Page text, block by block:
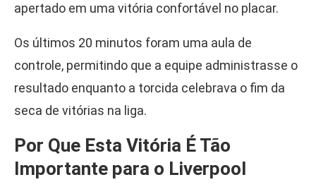
apertado em uma vitória confortável no placar.
Os últimos 20 minutos foram uma aula de
controle, permitindo que a equipe administrasse o
resultado enquanto a torcida celebrava o fim da
seca de vitórias na liga.
Por Que Esta Vitória É Tão
Importante para o Liverpool